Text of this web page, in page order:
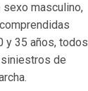
sexo masculino,
y 35 años, todos
de